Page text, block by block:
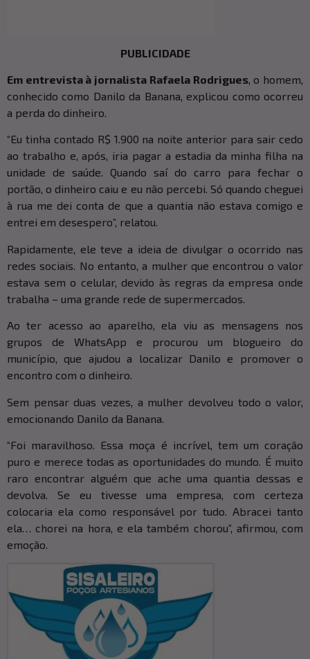
PUBLICIDADE
Em entrevista à jornalista Rafaela Rodrigues, o homem,
conhecido como Danilo da Banana, explicou como ocorreu
a perda do dinheiro.
“Eu tinha contado R$ 1.900 na noite anterior para sair cedo
ao trabalho e, após, iria pagar a estadia da minha filha na
unidade de saúde. Quando saí do carro para fechar o
portão, o dinheiro caiu e eu não percebi. Só quando cheguei
à rua me dei conta de que a quantia não estava comigo e
entrei em desespero”, relatou.
Rapidamente, ele teve a ideia de divulgar o ocorrido nas
redes sociais. No entanto, a mulher que encontrou o valor
estava sem o celular, devido às regras da empresa onde
trabalha – uma grande rede de supermercados.
Ao ter acesso ao aparelho, ela viu as mensagens nos
grupos de WhatsApp e procurou um blogueiro do
município, que ajudou a localizar Danilo e promover o
encontro com o dinheiro.
Sem pensar duas vezes, a mulher devolveu todo o valor,
emocionando Danilo da Banana.
“Foi maravilhoso. Essa moça é incrível, tem um coração
puro e merece todas as oportunidades do mundo. É muito
raro encontrar alguém que ache uma quantia dessas e
devolva. Se eu tivesse uma empresa, com certeza
colocaria ela como responsável por tudo. Abracei tanto
ela… chorei na hora, e ela também chorou”, afirmou, com
emoção.